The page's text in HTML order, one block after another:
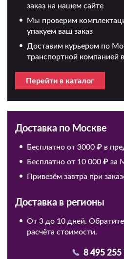
заказ на нашем сайте
Мы проверим
упакуем ваш заказ
Доставим курьером по
транспортной компанией
Перейти в каталог
Доставка по Москве
Бесплатно от 3000 ₽ в
Бесплатно от 10 000 ₽
Привезём завтра при
Доставка в регионы
От 3 до 10 дней.
расчёта стоимости.
8 495 255